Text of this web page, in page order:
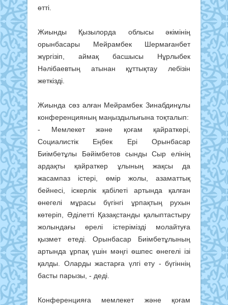
өтті.
Жиынды Қызылорда облысы әкімінің
орынбасары Мейрамбек Шермағанбет
жүргізіп, аймақ басшысы Нұрлыбек
Нәлібаевтың атынан құттықтау лебізін
жеткізді.
Жиында сөз алған Мейрамбек Зинабдинұлы
конференцияның маңыздылығына тоқталып:
- Мемлекет және қоғам қайраткері,
Социалистік Еңбек Ері Орынбасар
Биімбетұлы Бәйімбетов сынды Сыр елінің
ардақты қайраткер ұлының жақсы да
жасампаз істері, өмір жолы, азаматтық
бейнесі, іскерлік қабілеті артында қалған
өнегелі мұрасы бүгінгі ұрпақтың рухын
көтеріп, Әділетті Қазақстанды қалыптастыру
жолындағы өрелі істерімізді молайтуға
қызмет етеді. Орынбасар Биімбетұлының
артында ұрпақ үшін мәңгі өшпес өнегелі ізі
қалды. Оларды жастарға үлгі ету - бүгіннің
басты парызы, - деді.
Конференцияға мемлекет және қоғам